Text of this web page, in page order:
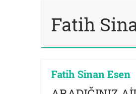
Fatih
Fatih Sinan Esen